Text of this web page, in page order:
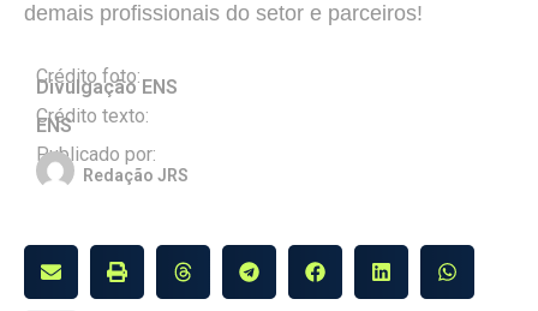
demais profissionais do setor e parceiros!
Crédito foto:
Divulgação ENS
Crédito texto:
ENS
Publicado por:
Redação JRS